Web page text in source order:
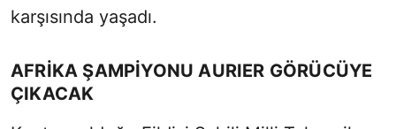
karşısında yaşadı.
AFRİKA ŞAMPİYONU AURIER GÖRÜCÜYE
ÇIKACAK